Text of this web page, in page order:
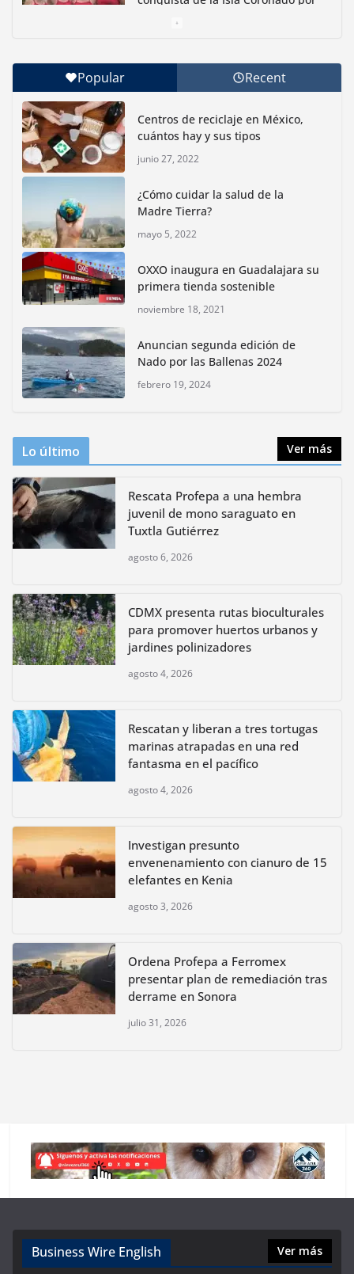
Con jornada informativa, Profepa y Humane World
for Animals buscan inhibir tráfico de aves
junio 15, 2026
Inauguran nuevo Embarcadero Cuemanco para
reactivar la zona lacustre de Xochimilco
junio 4, 2026
Rompe CDMX récords Reto Naturalista Urbano 2026 y
lidera la biodiversidad nacional
mayo 18, 2026
bioculturales para promover
huertos urbanos y jardines
polinizadores
Popular Recent
Centros de reciclaje en México,
cuántos hay y sus tipos
junio 27, 2022
¿Cómo cuidar la salud de la
Madre Tierra?
mayo 5, 2022
OXXO inaugura en Guadalajara su
primera tienda sostenible
noviembre 18, 2021
Anuncian segunda edición de
Nado por las Ballenas 2024
febrero 19, 2024
Lo último Ver más
Rescata Profepa a una hembra
juvenil de mono saraguato en
Tuxtla Gutiérrez
agosto 6, 2026
CDMX presenta rutas bioculturales
para promover huertos urbanos y
jardines polinizadores
agosto 4, 2026
Rescatan y liberan a tres tortugas
marinas atrapadas en una red
fantasma en el pacífico
agosto 4, 2026
Investigan presunto
envenenamiento con cianuro de 15
elefantes en Kenia
agosto 3, 2026
Ordena Profepa a Ferromex
presentar plan de remediación tras
derrame en Sonora
julio 31, 2026
Business Wire English Ver más